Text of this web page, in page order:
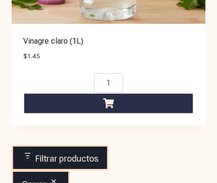
Vinagre claro (1L)
$1.45
Filtrar productos